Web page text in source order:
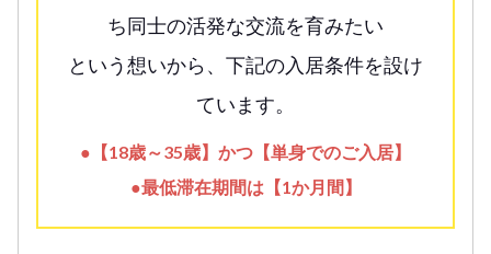
ち同士の活発な交流を育みたい
という想いから、下記の入居条件を設け
ています。
●【18歳～35歳】かつ【単身でのご入居】
●最低滞在期間は【1か月間】